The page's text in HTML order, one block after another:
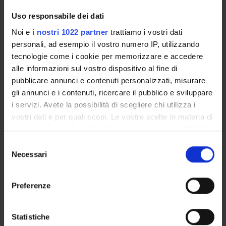
Uso responsabile dei dati
Noi e i nostri 1022 partner trattiamo i vostri dati
personali, ad esempio il vostro numero IP, utilizzando
tecnologie come i cookie per memorizzare e accedere
alle informazioni sul vostro dispositivo al fine di
pubblicare annunci e contenuti personalizzati, misurare
gli annunci e i contenuti, ricercare il pubblico e sviluppare
i servizi. Avete la possibilità di scegliere chi utilizza i
vostri dati e per quali scopi. Le vostre scelte in materia di
privacy sono applicabili solo su questa proprietà digitale
modificare o revocare il proprio consenso in qualsiasi
momento dalla Dichiarazione sui cookie o facendo clic
raccogliere informazioni sulla tua posizione
delNecessari
Preferenze
Statistiche
Sustainable Development Goals - SDGs
Questa iniziativa contribuisce al perseguimento degli
Obiettivi di Sviluppo Sostenibile dell'Agenda 2030
dell'ONU.
Maggiori informazioni su www.univr.it/sostenibilita
ORGANIZZAZIONE